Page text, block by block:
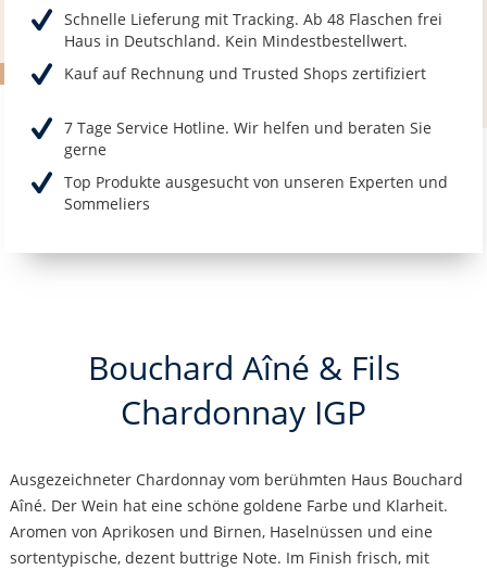
Schnelle Lieferung mit Tracking. Ab 48 Flaschen frei
Haus in Deutschland. Kein Mindestbestellwert.
Kauf auf Rechnung und Trusted Shops zertifiziert
7 Tage Service Hotline. Wir helfen und beraten Sie
gerne
Top Produkte ausgesucht von unseren Experten und
Sommeliers
Bouchard Aîné & Fils
Chardonnay IGP
Ausgezeichneter Chardonnay vom berühmten Haus Bouchard
Aîné. Der Wein hat eine schöne goldene Farbe und Klarheit.
Aromen von Aprikosen und Birnen, Haselnüssen und eine
sortentypische, dezent buttrige Note. Im Finish frisch, mit